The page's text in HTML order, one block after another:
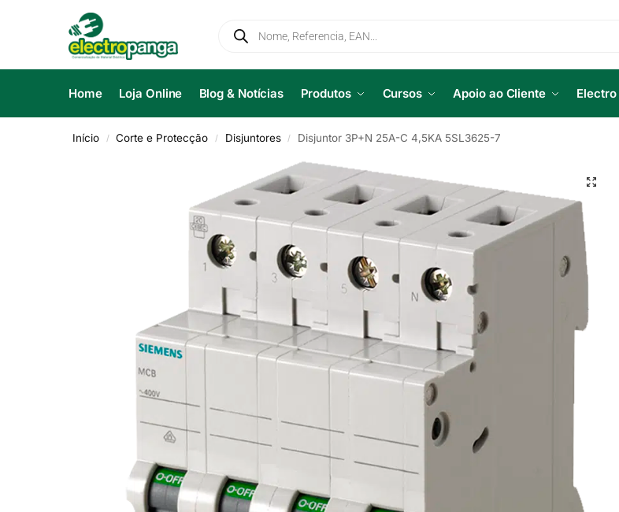
Home Loja Online Blog & Notícias Produtos Cursos Apoio ao Cliente
Início / Corte e Protecção / Disjuntores / Disjuntor 3P+N 25A-C 4,5KA 5SL3625-7